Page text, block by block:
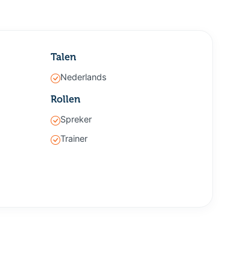
Talen
Nederlands
Rollen
Spreker
Trainer